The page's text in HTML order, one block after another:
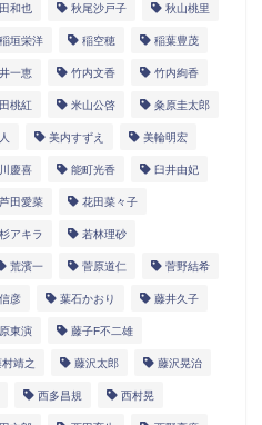
和也 秋尾沙戸子 秋山桃里
稲垣栄洋 稲空穂 稲葉豊茂
一恵 竹内文香 竹内絢香
桃紅 米山公啓 粂原圭太郎
美内すずえ 美輪明宏
慶喜 能町光香 臼井由妃
芦田愛菜 花田菜々子
アキラ 若林理砂
荒濱一 菅原道仁 菅野結希
彦 葉石かおり 藤井久子
東演 藤子F不二雄
村靖之 藤沢太郎 藤沢晃治
西多昌規 西村晃